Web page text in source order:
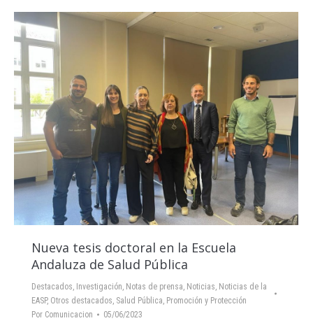
Nueva tesis doctoral en la Escuela
Andaluza de Salud Pública
Destacados, Investigación, Notas de prensa, Noticias, Noticias de la
EASP, Otros destacados, Salud Pública, Promoción y Protección
Por Comunicacion 05/06/2023